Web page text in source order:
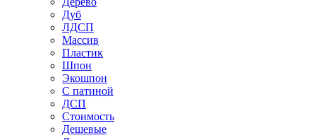
Дуб
ЛДСП
Массив
Пластик
Шпон
Экошпон
С патиной
ДСП
Стоимость
Дешевые